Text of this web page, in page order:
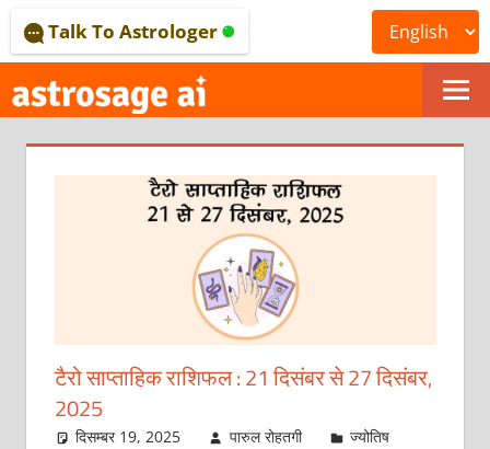
to
content
ONLINE
ASTROLOGICAL
JOURNAL
–
ASTROSAGE
MAGAZINE
Talk To Astrologer
टैरो साप्ताहिक राशिफल : 21 दिसंबर से 27 दिसंबर,
2025
दिसम्बर 19, 2025 पारुल रोहतगी
ज्योतिष